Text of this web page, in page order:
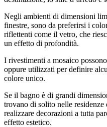
Negli ambienti di dimensioni
finestre, sono da preferirsi i
riflettenti come il vetro, che
un effetto di profondità.
I rivestimenti a mosaico
oppure utilizzati per definire
colore unico.
Se il bagno è di grandi
trovano di solito nelle residenze
realizzare decorazioni a tutta
effetto estetico.